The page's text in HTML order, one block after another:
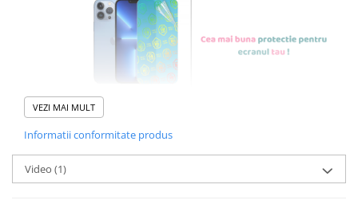
Foliile noastre sunt
VEZI MAI MULT
Informatii conformitate produs
Video (1)